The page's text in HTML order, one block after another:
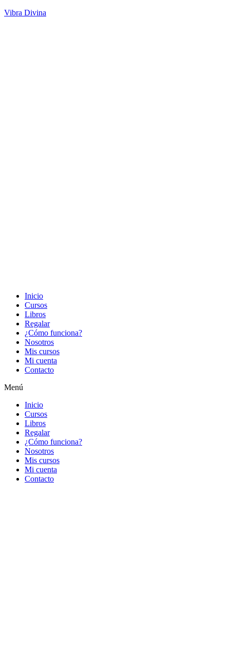
Vibra Divina
Inicio
Cursos
Libros
Regalar
¿Cómo funciona?
Nosotros
Mis cursos
Mi cuenta
Contacto
Menú
Inicio
Cursos
Libros
Regalar
¿Cómo funciona?
Nosotros
Mis cursos
Mi cuenta
Contacto